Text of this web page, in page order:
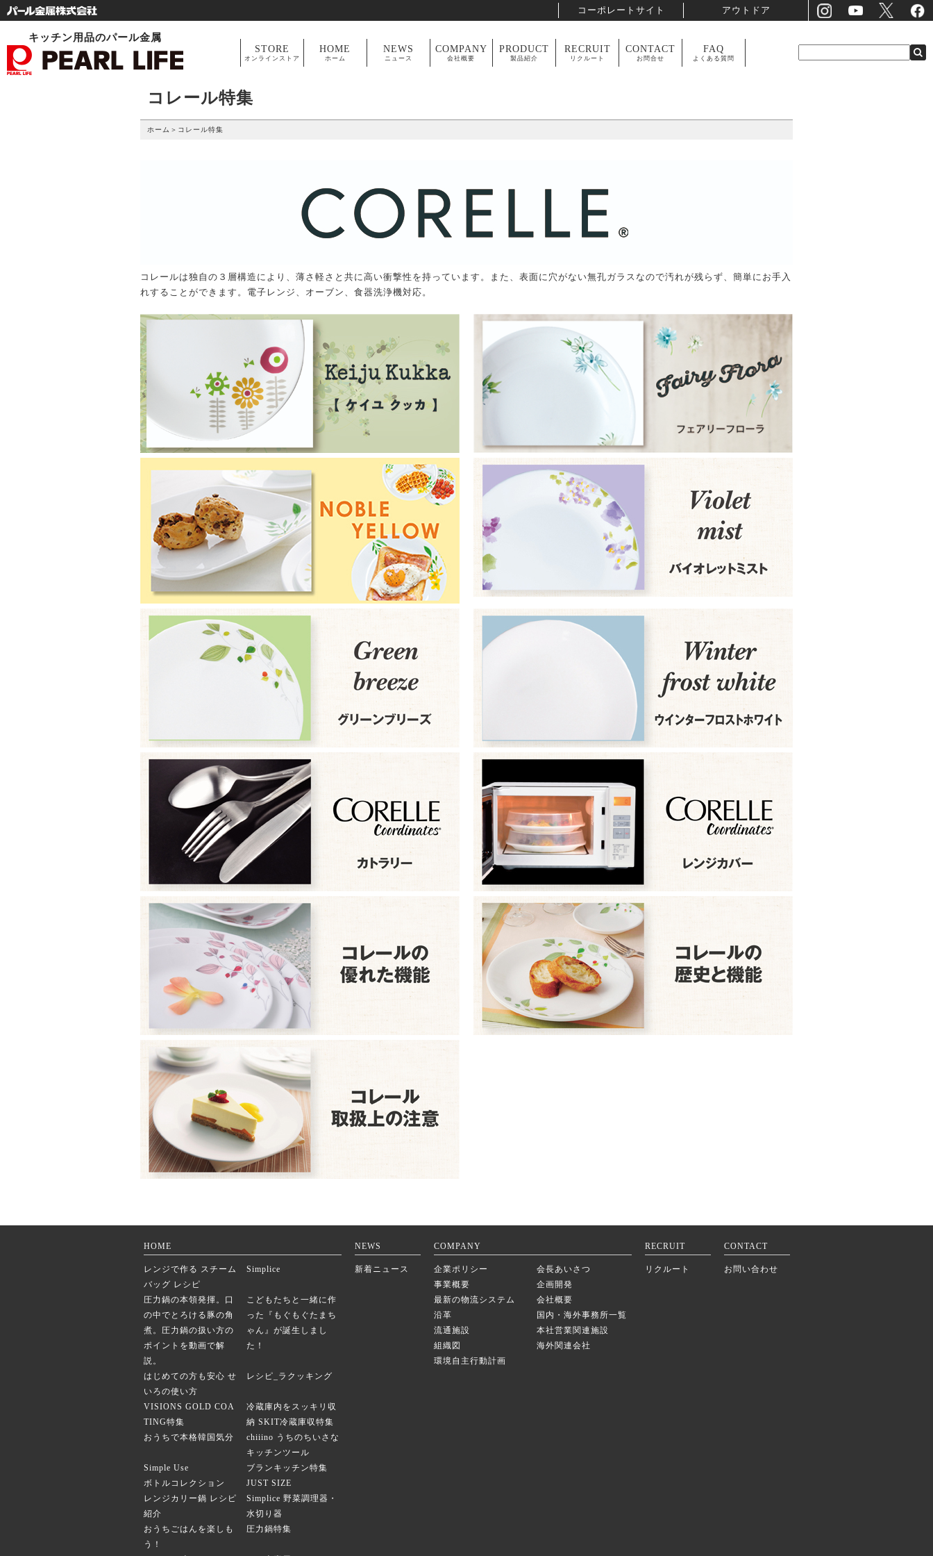
コーポレートサイト アウトドア
キッチン用品のパール金属
STORE
オンラインストア
HOME
ホーム
NEWS
ニュース
COMPANY
会社概要
PRODUCT
製品紹介
RECRUIT
リクルート
CONTACT
お問合せ
FAQ
よくある質問
コレール特集
ホーム ＞ コレール特集
コレールは独自の３層構造により、薄さ軽さと共に高い衝撃性を持っています。また、表面に穴がない無孔ガラスなので汚れが残らず、簡単にお手入
れすることができます。電子レンジ、オーブン、食器洗浄機対応。
HOME
レンジで作る スチーム
バッグ レシピ
Simplice
圧力鍋の本領発揮。口
の中でとろける豚の角
煮。圧力鍋の扱い方の
ポイントを動画で解
説。
こどもたちと一緒に作
った『もぐもぐたまち
ゃん』が誕生しまし
た！
はじめての方も安心 せ
いろの使い方
レシピ_ラクッキング
VISIONS GOLD COA
TING特集
冷蔵庫内をスッキリ収
納 SKIT冷蔵庫収特集
おうちで本格韓国気分
chiiino うちのちいさな
キッチンツール
Simple Use
ブランキッチン特集
ボトルコレクション
JUST SIZE
レンジカリー鍋 レシピ
紹介
Simplice 野菜調理器・
水切り器
おうちごはんを楽しも
う！
圧力鍋特集
NEWS
新着ニュース
COMPANY
企業ポリシー
会長あいさつ
事業概要
企画開発
最新の物流システム
会社概要
沿革
国内・海外事務所一覧
流通施設
本社営業関連施設
組織図
海外関連会社
環境自主行動計画
RECRUIT
リクルート
CONTACT
お問い合わせ